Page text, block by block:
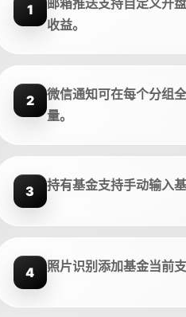
1
邮箱推送支持自定义开
收益。
2
微信通知可在每个分组
量。
3 持有基金支持手动输入
4 照片识别添加基金当前